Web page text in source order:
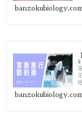
banzokubiology.com